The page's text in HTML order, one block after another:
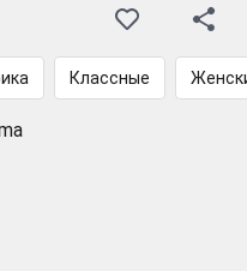
Классные